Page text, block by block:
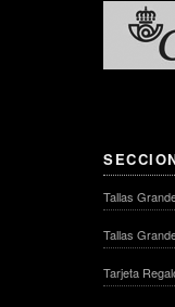
Tallas
Tallas
Tarjeta